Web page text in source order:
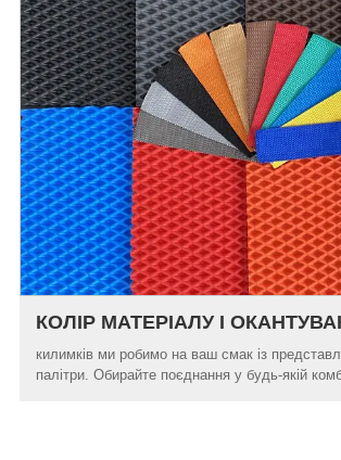
КОЛІР МАТЕРІАЛУ І
килимків ми робимо на ваш смак із
палітри. Обирайте поєднання у будь-якій